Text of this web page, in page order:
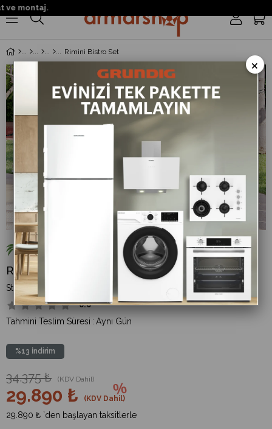
Rimini Bistro Set
Rimini Bistro Set
0.0
Tahmini Teslim Süresi : Aynı Gün
%13 İndirim
34.375 ₺ (KDV Dahil)
29.890 ₺ (KDV Dahil)
29.890 ₺ `den başlayan taksitlerle
montaj.
×